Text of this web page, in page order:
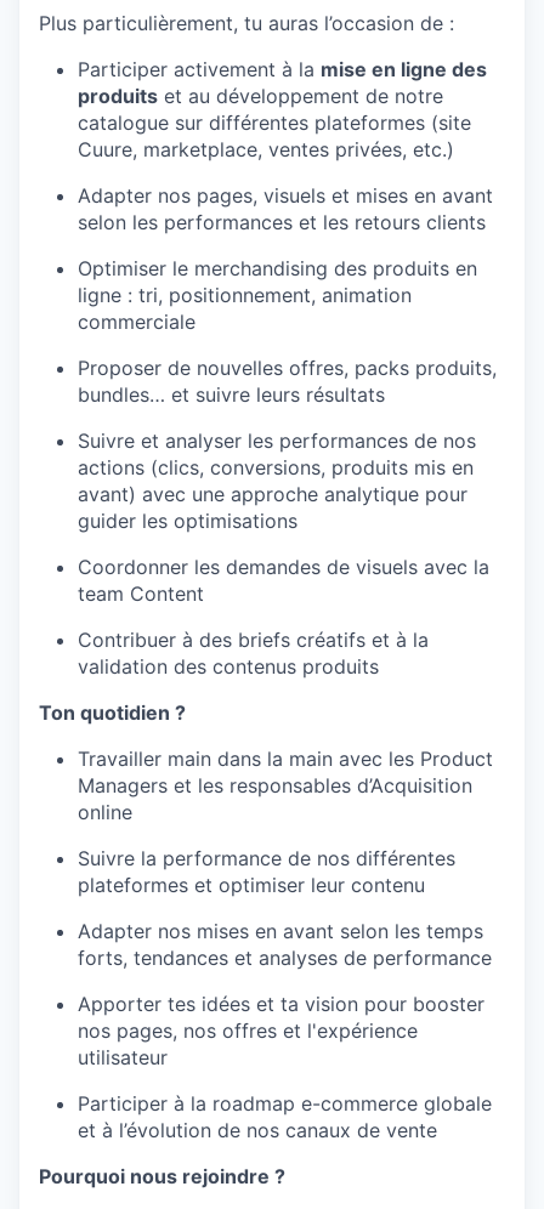
Plus particulièrement, tu auras l’occasion de :
Participer activement à la mise en ligne des
produits et au développement de notre
catalogue sur différentes plateformes (site
Cuure, marketplace, ventes privées, etc.)
Adapter nos pages, visuels et mises en avant
selon les performances et les retours clients
Optimiser le merchandising des produits en
ligne : tri, positionnement, animation
commerciale
Proposer de nouvelles offres, packs produits,
bundles… et suivre leurs résultats
Suivre et analyser les performances de nos
actions (clics, conversions, produits mis en
avant) avec une approche analytique pour
guider les optimisations
Coordonner les demandes de visuels avec la
team Content
Contribuer à des briefs créatifs et à la
validation des contenus produits
Ton quotidien ?
Travailler main dans la main avec les Product
Managers et les responsables d’Acquisition
online
Suivre la performance de nos différentes
plateformes et optimiser leur contenu
Adapter nos mises en avant selon les temps
forts, tendances et analyses de performance
Apporter tes idées et ta vision pour booster
nos pages, nos offres et l'expérience
utilisateur
Participer à la roadmap e-commerce globale
et à l’évolution de nos canaux de vente
Pourquoi nous rejoindre ?